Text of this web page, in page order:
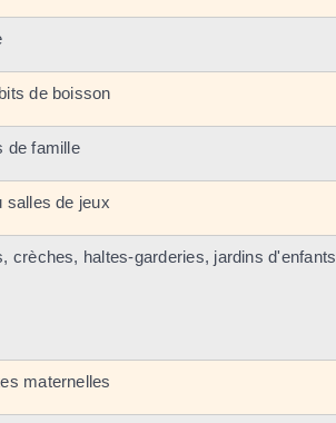
de boisson
de famille
salles de jeux
crèches, haltes-garderies, jardins d'enfants
maternelles